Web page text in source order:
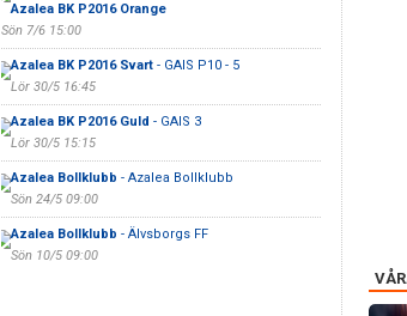
Azalea BK P2016 Orange
Sön 7/6 15:00
Azalea BK P2016 Svart- GAIS P10 - 5
Lör 30/5 16:45
Azalea BK P2016 Guld - GAIS 3
Lör 30/5 15:15
Azalea Bollklubb - Azalea Bollklubb
Sön 24/5 09:00
Azalea Bollklubb - Älvsborgs FF
Sön 10/5 09:00